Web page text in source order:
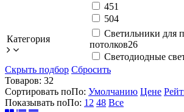
451
504
Категория
Светильники для
потолков26
Светодиодные
Скрыть подбор Сбросить
Товаров: 32
Сортировать поПо: Умолчанию Цене
Показывать поПо: 12 48 Все